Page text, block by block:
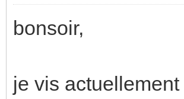
bonsoir,
je vis